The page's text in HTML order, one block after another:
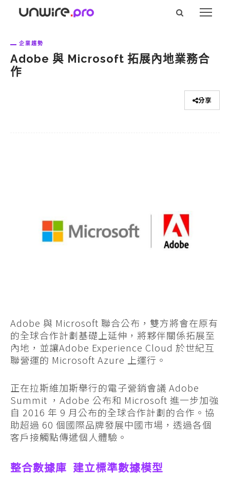
企業趨勢
Adobe 與 Microsoft 拓展內地業務合
作
分享
Adobe 與 Microsoft 聯合公布，雙方將會在原有
的全球合作計劃基礎上延伸，將夥伴關係拓展至
內地，並讓Adobe Experience Cloud 於世紀互
聯營運的 Microsoft Azure 上運行。
正在拉斯維加斯舉行的電子營銷會議 Adobe
Summit ，Adobe 公布和 Microsoft 進一步加強
自 2016 年 9 月公布的全球合作計劃的合作。協
助超過 60 個國際品牌發展中國市場，透過各個
客戶接觸點傳遞個人體驗。
整合數據庫 建立標準數據模型